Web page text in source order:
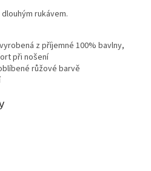
rukávem.
z příjemné 100% bavlny,
při nošení
růžové barvě